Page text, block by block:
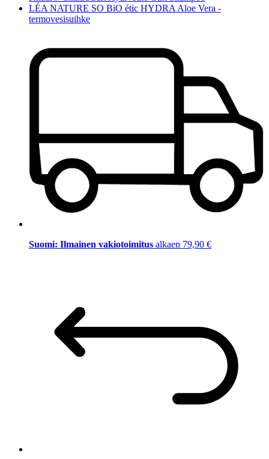
LÉA NATURE SO BiO étic HYDRA Aloe Vera -
termovesisuihke
Suomi: Ilmainen vakiotoimitus alkaen 79,90 €